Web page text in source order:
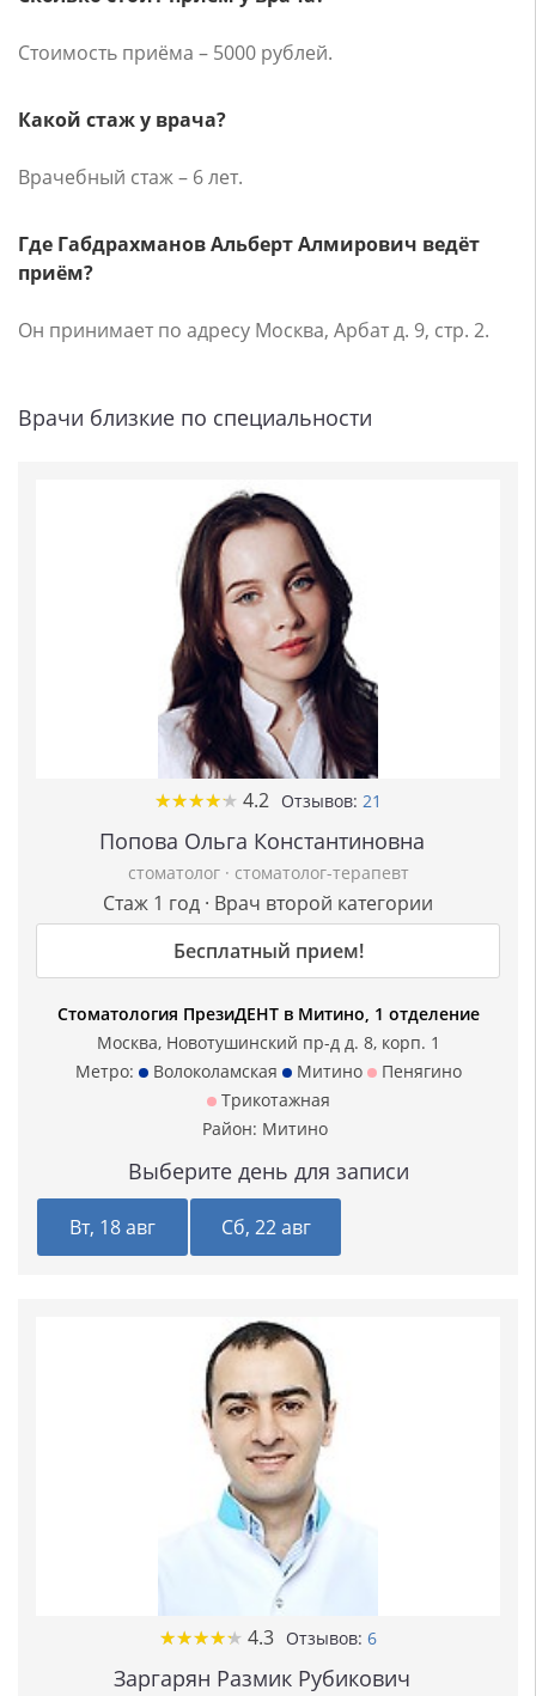
Стоимость приёма – 5000 рублей.
Какой стаж у врача?
Врачебный стаж – 6 лет.
Где Габдрахманов Альберт Алмирович ведёт
приём?
Он принимает по адресу Москва, Арбат д. 9, стр. 2.
Врачи близкие по специальности
★★★★★
★★★★★ 4.2 Отзывов: 21
Попова Ольга Константиновна
стоматолог · стоматолог-терапевт
Стаж 1 год · Врач второй категории
Бесплатный прием!
Стоматология ПрезиДЕНТ в Митино, 1 отделение
Москва, Новотушинский пр-д д. 8, корп. 1
Метро:
Волоколамская Митино
Пенягино
Трикотажная
Район: Митино
Выберите день для записи
Вт, 18 авг Сб, 22 авг
★★★★★
★★★★★ 4.3 Отзывов: 6
Заргарян Размик Рубикович